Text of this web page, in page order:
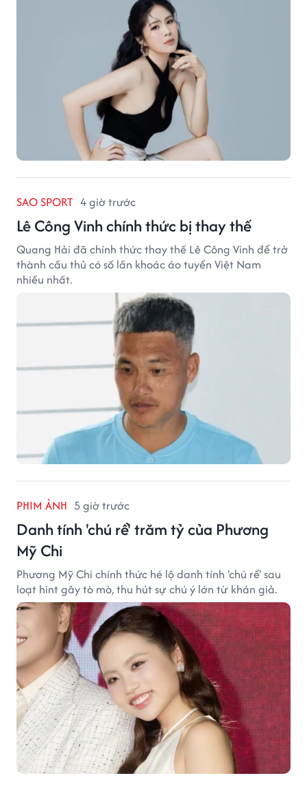
SAO SPORT 4 giờ trước
Lê Công Vinh chính thức bị thay thế
Quang Hải đã chính thức thay thế Lê Công Vinh để trở
thành cầu thủ có số lần khoác áo tuyển Việt Nam
nhiều nhất.
PHIM ẢNH 5 giờ trước
Danh tính 'chú rể' trăm tỷ của Phương
Mỹ Chi
Phương Mỹ Chi chính thức hé lộ danh tính 'chú rể' sau
loạt hint gây tò mò, thu hút sự chú ý lớn từ khán giả.